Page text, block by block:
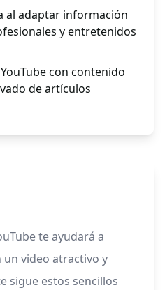
al adaptar información
y entretenidos
con contenido
de artículos
te ayudará a
video atractivo y
sigue estos sencillos